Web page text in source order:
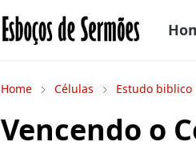
Home Células Estudo biblico
Vencendo o